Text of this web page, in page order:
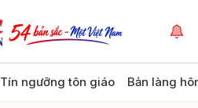
Tín ngưỡng tôn giáo Bản làng